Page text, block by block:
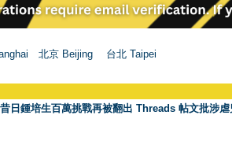
北京 Beijing 台北 Taipei
日鍾培生百萬挑戰再被翻出 Threads 帖文批涉虐